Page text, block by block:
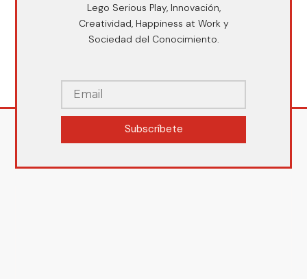
Lego Serious Play, Innovación,
Creatividad, Happiness at Work y
Sociedad del Conocimiento.
Subscríbete